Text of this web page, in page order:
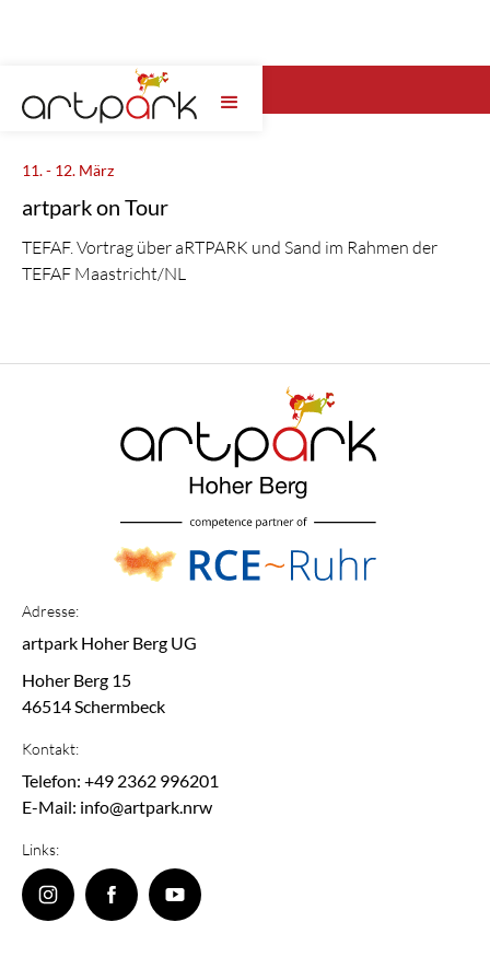
Wähle hier das artpark Jahr ...
11. - 12. März
artpark on Tour
TEFAF. Vortrag über aRTPARK und Sand im Rahmen der
TEFAF Maastricht/NL
Adresse:
artpark Hoher Berg UG
Hoher Berg 15
46514 Schermbeck
Kontakt:
Telefon: +49 2362 996201
E-Mail: info@artpark.nrw
Links: